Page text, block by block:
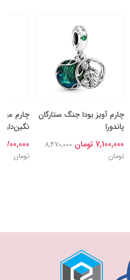
چارم آویز یودا جنگ ستارگان
پاندورا
7,100,000 تومان
8,470,000
تومان
چارم
نگین‌دار
6,700,000
تومان